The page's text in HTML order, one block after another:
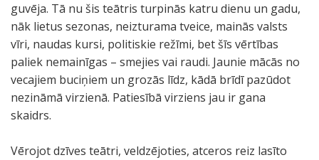
guvēja. Tā nu šis teātris turpinās katru dienu un gadu,
nāk lietus sezonas, neizturama tveice, mainās valsts
vīri, naudas kursi, politiskie režīmi, bet šīs vērtības
paliek nemainīgas – smejies vai raudi. Jaunie mācās no
vecajiem buciņiem un grozās līdz, kādā brīdī pazūdot
nezināmā virzienā. Patiesībā virziens jau ir gana
skaidrs.
Vērojot dzīves teātri, veldzējoties, atceros reiz lasīto